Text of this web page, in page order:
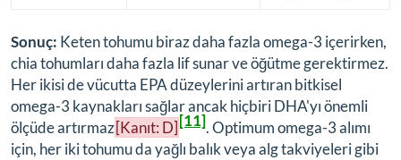
Sonuç: Keten tohumu biraz daha fazla omega-3 içerirken,
chia tohumları daha fazla lif sunar ve öğütme gerektirmez.
Her ikisi de vücutta EPA düzeylerini artıran bitkisel
omega-3 kaynakları sağlar ancak hiçbiri DHA'yı önemli
ölçüde artırmaz[Kanıt: D][11]. Optimum omega-3 alımı
için, her iki tohumu da yağlı balık veya alg takviyeleri gibi